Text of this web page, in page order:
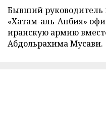
Бывший руководитель
«Хатам-аль-Анбия»
иранскую армию
Абдольрахима Мусави.